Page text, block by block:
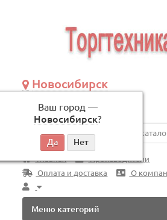
Новосибирск
Ваш город —
Новосибирск?
по будням, с 09:00 до 18:00
Везде
Главная
Производители
Оплата и доставка
О
Меню категорий